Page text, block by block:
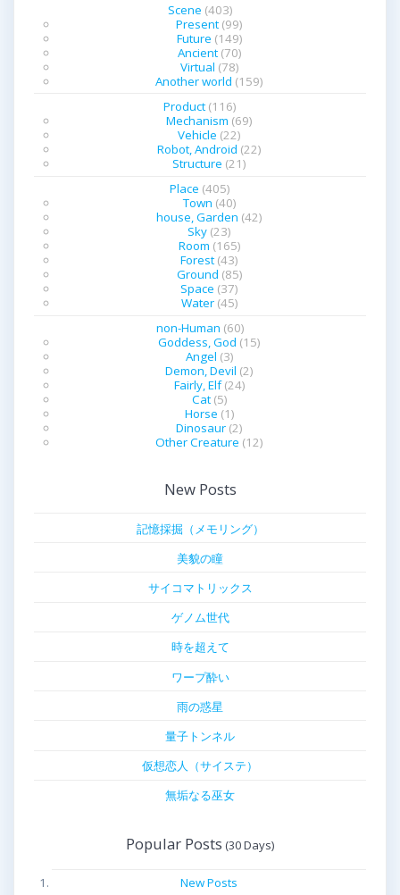
Scene (403)
Present (99)
Future (149)
Ancient(70)
Virtual (78)
Another world (159)
Product (116)
Mechanism (69)
Vehicle (22)
Robot, Android (22)
Structure (21)
Place (405)
Town (40)
house, Garden (42)
Sky (23)
Room (165)
Forest (43)
Ground (85)
Space (37)
Water(45)
non-Human (60)
Goddess, God (15)
Angel (3)
Demon, Devil (2)
Fairly, Elf(24)
Cat(5)
Horse (1)
Dinosaur (2)
Other Creature (12)
New Posts
記憶採掘（メモリング）
美貌の瞳
サイコマトリックス
ゲノム世代
時を超えて
ワープ酔い
雨の惑星
量子トンネル
仮想恋人（サイステ）
無垢なる巫女
Popular Posts
New Posts